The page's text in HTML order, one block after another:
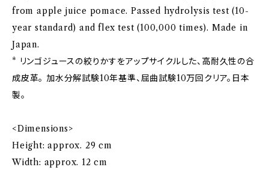
from apple juice pomace. Passed hydrolysis test (10-
year standard) and flex test (100,000 times). Made in
Japan.
* リンゴジュースの絞りかすをアップサイクルした、高耐久性の合
成皮革。 加水分解試験10年基準、屈曲試験10万回クリア。日本
製。
<Dimensions>
Height: approx. 29 cm
Width: approx. 12 cm